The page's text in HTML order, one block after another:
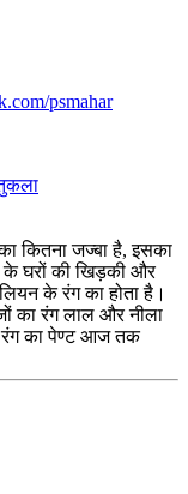
psmahar
कितना जज्बा है, इसका
के घरों की खिड़की और
के रंग का होता है।
का रंग लाल और नीला
का पेण्ट आज तक